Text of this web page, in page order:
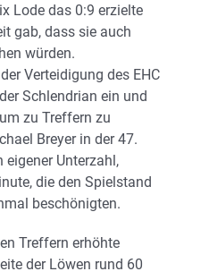
Lode das 0:9 erzielte
gab, dass sie auch
würden.
Verteidigung des EHC
Schlendrian ein und
zu Treffern zu
Breyer in der 47.
Unterzahl,
die den Spielstand
beschönigten.
Treffern erhöhte
der Löwen rund 60